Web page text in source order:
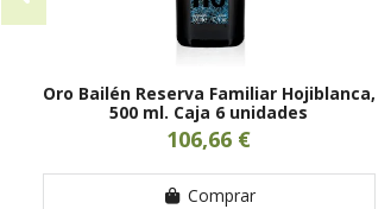
Oro Bailén Reserva Familiar Hojiblanca,
500 ml. Caja 6 unidades
106,66 €
Comprar